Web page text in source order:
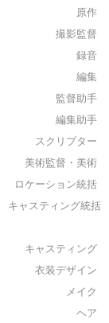
原作
撮影監督
録音
編集
監督助手
編集助手
スクリプター
美術監督・美術
ロケーション統括
キャスティング統括
キャスティング
衣装デザイン
メイク
ヘア